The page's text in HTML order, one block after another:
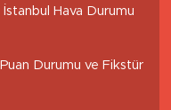
İstanbul Hava Durumu
Puan Durumu ve Fikstür